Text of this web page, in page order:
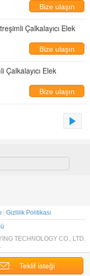
Bize ulaşın
Çalkalayıcı Elek
Bize ulaşın
Elek
Bize ulaşın
Teklif isteği
| Gizlilik Politikası
TECHNOLOGY CO., LTD.